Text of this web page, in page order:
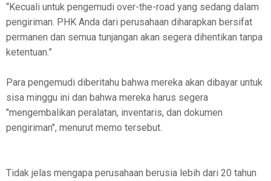
“Kecuali untuk pengemudi over-the-road yang sedang dalam
pengiriman. PHK Anda dari perusahaan diharapkan bersifat
permanen dan semua tunjangan akan segera dihentikan tanpa
ketentuan.”
Para pengemudi diberitahu bahwa mereka akan dibayar untuk
sisa minggu ini dan bahwa mereka harus segera
"mengembalikan peralatan, inventaris, dan dokumen
pengiriman", menurut memo tersebut.
Tidak jelas mengapa perusahaan berusia lebih dari 20 tahun